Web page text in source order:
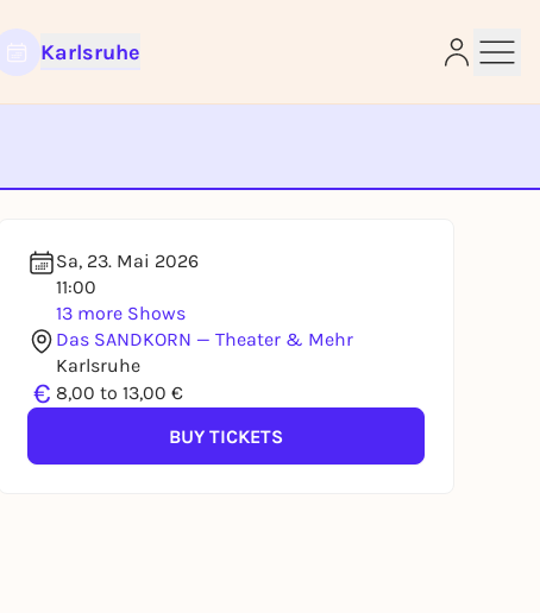
Karlsruhe
Sa, 23. Mai 2026
11:00
13 more Shows
Das SANDKORN — Theater & Mehr
Karlsruhe
€ 8,00 to 13,00 €
BUY TICKETS